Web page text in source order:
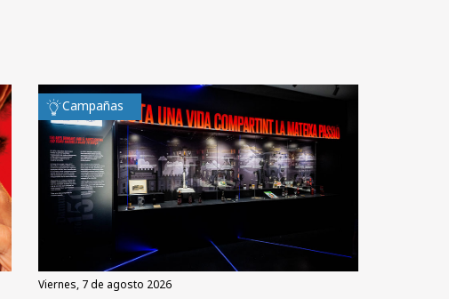
Campañas
viernes, 7 de agosto 2026